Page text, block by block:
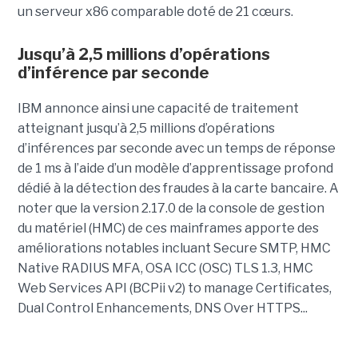
un serveur x86 comparable doté de 21 cœurs.
Jusqu’à 2,5 millions d’opérations
d’inférence par seconde
IBM annonce ainsi une capacité de traitement
atteignant jusqu’à 2,5 millions d’opérations
d’inférences par seconde avec un temps de réponse
de 1 ms à l’aide d’un modèle d’apprentissage profond
dédié à la détection des fraudes à la carte bancaire. A
noter que la version 2.17.0 de la console de gestion
du matériel (HMC) de ces mainframes apporte des
améliorations notables incluant Secure SMTP, HMC
Native RADIUS MFA, OSA ICC (OSC) TLS 1.3, HMC
Web Services API (BCPii v2) to manage Certificates,
Dual Control Enhancements, DNS Over HTTPS...